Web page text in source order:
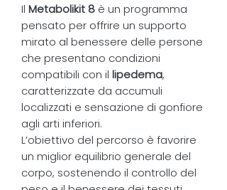
Il Metabolikit 8 è un programma
pensato per offrire un supporto
mirato al benessere delle persone
che presentano condizioni
compatibili con il lipedema,
caratterizzate da accumuli
localizzati e sensazione di gonfiore
agli arti inferiori.
L’obiettivo del percorso è favorire
un miglior equilibrio generale del
corpo, sostenendo il controllo del